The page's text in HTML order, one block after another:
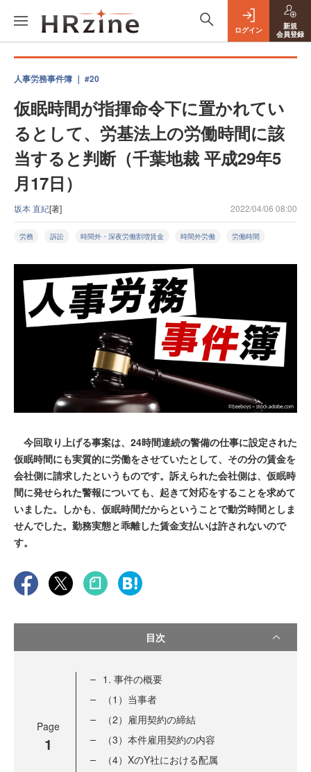
ログイン
新規
会員登録
人事労務事件簿 ｜ #20
仮眠時間が指揮命令下に置かれてい
るとして、労基法上の労働時間に該
当すると判断（千葉地裁 平成29年5
月17日）
坂本 直紀[著] 2022/04/06 08:00
労務 訴訟 時間外・深夜労働割増賃金 時間外労働 労働時間
今回取り上げる事案は、24時間連続の警備の仕事に設定された
仮眠時間にも実質的に労働をさせていたとして、その分の賃金を
会社側に請求したというものです。訴えられた会社側は、仮眠時
間に発せられた警報についても、起きて対応をすることを求めて
いました。しかも、仮眠時間だからということで動労時間としま
せんでした。勤務実態と乖離した賃金支払いは許されないので
す。
目次
Page
1
1. 事件の概要
（1）当事者
（2）雇用契約の締結
（3）本件雇用契約の内容
（4）XのY社における配属